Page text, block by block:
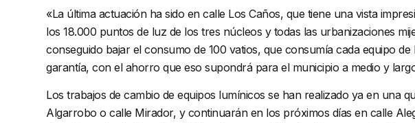
«La última actuación ha sido en calle Los Caños, que tiene una vista
los 18.000 puntos de luz de los tres núcleos y todas las urbanizaciones
conseguido bajar el consumo de 100 vatios, que consumía cada equipo
garantía, con el ahorro que eso supondrá para el municipio a medio y
Los trabajos de cambio de equipos lumínicos se han realizado ya en una
Algarrobo o calle Mirador, y continuarán en los próximos días en calle